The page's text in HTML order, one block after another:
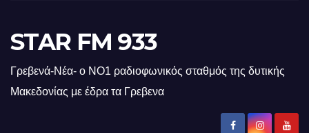
STAR FM 933
Γρεβενά-Νέα- ο ΝΟ1 ραδιοφωνικός σταθμός της δυτικής
Μακεδονίας με έδρα τα Γρεβενα